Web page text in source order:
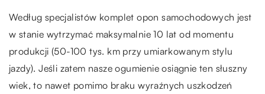
Według specjalistów komplet opon samochodowych jest
w stanie wytrzymać maksymalnie 10 lat od momentu
produkcji (50-100 tys. km przy umiarkowanym stylu
jazdy). Jeśli zatem nasze ogumienie osiągnie ten słuszny
wiek, to nawet pomimo braku wyraźnych uszkodzeń